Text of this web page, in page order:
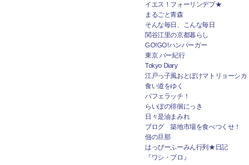
イエス！フォーリンデブ★
まるごと青森
そんな毎日、こんな毎日
関谷江里の京都暮らし
GO!GO!ハンバーガー
東京 バー紀行
Tokyo Diary
江戸っ子風おとぼけマトリョーシカ
食い道をゆく
パフェラッチ！
らいぽの徘徊にっき
日々是油まみれ
ブログ 築地市場を食べつくせ！
佃の旦那
はっぴーふーみん行列★日記
『ワシ・ブロ』